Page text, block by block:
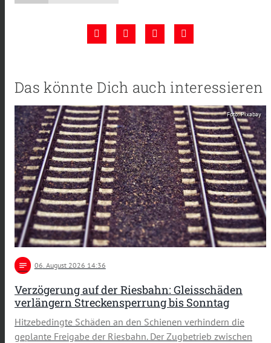
Das könnte Dich auch interessieren
Foto: Pixabay
notes 06. August 2026 14:36
Verzögerung auf der Riesbahn: Gleisschäden
verlängern Streckensperrung bis Sonntag
Hitzebedingte Schäden an den Schienen verhindern die
geplante Freigabe der Riesbahn. Der Zugbetrieb zwischen